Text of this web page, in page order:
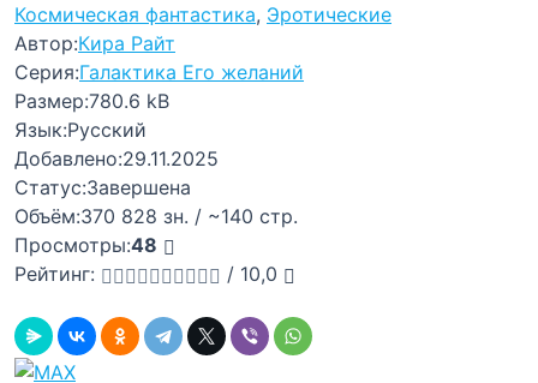
Космическая фантастика, Эротические
Автор:Кира Райт
Серия:Галактика Его желаний
Размер:780.6 kB
Язык:Русский
Добавлено:29.11.2025
Статус:Завершена
Объём:370 828 зн. / ~140 стр.
Просмотры:48
Рейтинг:
/ 10,0